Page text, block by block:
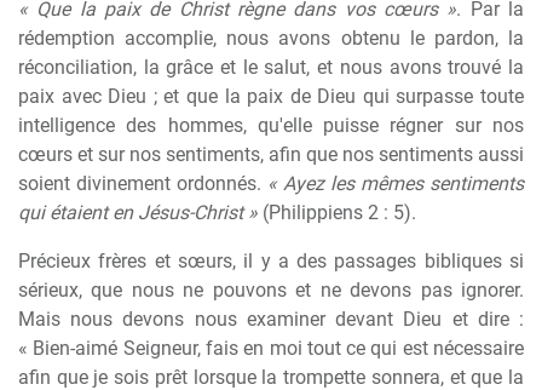
« Que la paix de Christ règne dans vos cœurs ». Par la
rédemption accomplie, nous avons obtenu le pardon, la
réconciliation, la grâce et le salut, et nous avons trouvé la
paix avec Dieu ; et que la paix de Dieu qui surpasse toute
intelligence des hommes, qu'elle puisse régner sur nos
cœurs et sur nos sentiments, afin que nos sentiments aussi
soient divinement ordonnés. « Ayez les mêmes sentiments
qui étaient en Jésus-Christ » (Philippiens 2 : 5).
Précieux frères et sœurs, il y a des passages bibliques si
sérieux, que nous ne pouvons et ne devons pas ignorer.
Mais nous devons nous examiner devant Dieu et dire :
« Bien-aimé Seigneur, fais en moi tout ce qui est nécessaire
afin que je sois prêt lorsque la trompette sonnera, et que la